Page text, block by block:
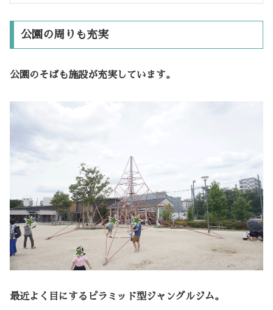
公園の周りも充実
公園のそばも施設が充実しています。
最近よく目にするピラミッド型ジャングルジム。